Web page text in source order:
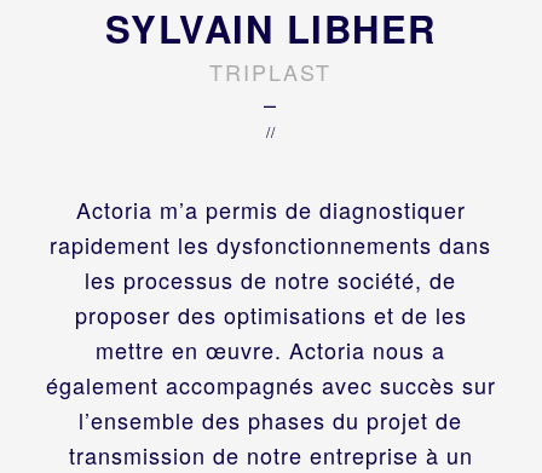
Actoria m’a permis de diagnostiquer
rapidement les dysfonctionnements dans
les processus de notre société, de
proposer des optimisations et de les
mettre en œuvre. Actoria nous a
également accompagnés avec succès sur
l’ensemble des phases du projet de
transmission de notre entreprise à un
SYLVAIN LIBHER
TRIPLAST
–
//